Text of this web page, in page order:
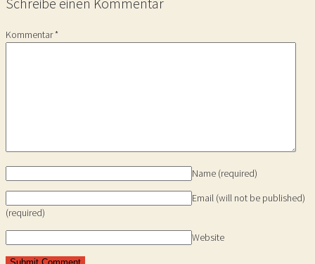
Kommentar*
Name (required)
Email (will not be published)
(required)
Website